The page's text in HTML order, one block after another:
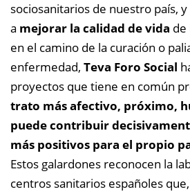
sociosanitarios de nuestro país,
a mejorar la calidad de vida de
en el camino de la curación o
enfermedad, Teva Foro Social
proyectos que tiene en común
trato más afectivo, próximo,
puede contribuir
más positivos para el propio
Estos galardones reconocen la
centros sanitarios españoles